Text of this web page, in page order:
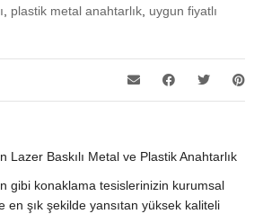
plastik metal anahtarlık uygun fiyatlı
Lazer Baskılı Metal ve Plastik Anahtarlık
gibi konaklama tesislerinizin kurumsal
en şık şekilde yansıtan yüksek kaliteli